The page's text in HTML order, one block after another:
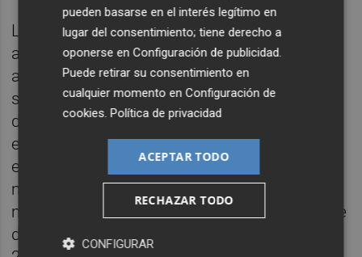
Los autores del informe señalan que,
además de su impacto sobre el bienestar
anímico y el mayor riesgo de problemas de
salud mental que entraña, la soledad
doméstica conlleva "importantes costes
económicos", por "pérdida de economías de
escala domésticas" y por "necesitarse ahora
muchos más hogares que antaño para una
misma población total en España, al pasarse
de 3,9 personas media por hogar en 1970 a
pueden basarse en el interés legítimo en
lugar del consentimiento; tiene derecho a
oponerse enConfiguración de publicidad.
Puede retirar su consentimiento en
cualquier momento enConfiguración de
cookies.Política de privacidad
ACEPTAR TODO
RECHAZAR TODO
CONFIGURAR